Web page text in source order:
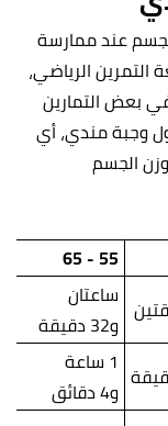
عند ممارسة
التمرين الرياضي،
بعض التمارين
وجبة مندي، أي
الجسم
55 - 65
ساعتان
و32 دقيقة
1 ساعة
و4 دقائق